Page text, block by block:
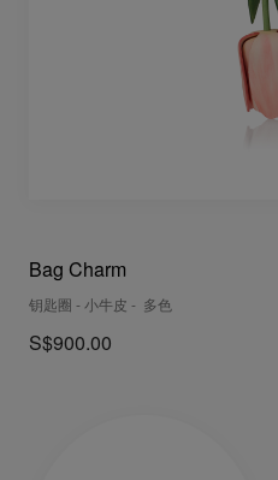
Bag Charm
钥匙圈 - 小牛皮 - 多色
S$900.00